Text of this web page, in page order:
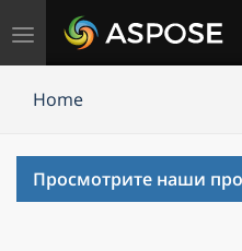
Переключить
Home
Просмотрите наши